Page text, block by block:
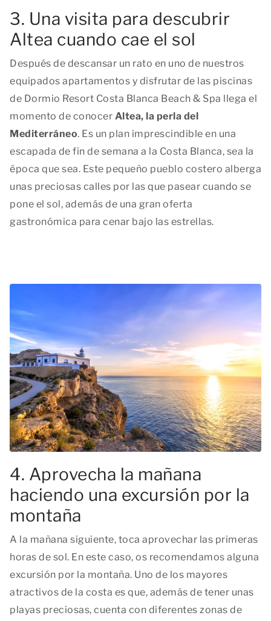
3. Una visita para descubrir
Altea cuando cae el sol
Después de descansar un rato en uno de nuestros
equipados apartamentos y disfrutar de las piscinas
de Dormio Resort Costa Blanca Beach & Spa llega el
momento de conocer Altea, la perla del
Mediterráneo. Es un plan imprescindible en una
escapada de fin de semana a la Costa Blanca, sea la
época que sea. Este pequeño pueblo costero alberga
unas preciosas calles por las que pasear cuando se
pone el sol, además de una gran oferta
gastronómica para cenar bajo las estrellas.
4. Aprovecha la mañana
haciendo una excursión por la
montaña
A la mañana siguiente, toca aprovechar las primeras
horas de sol. En este caso, os recomendamos alguna
excursión por la montaña. Uno de los mayores
atractivos de la costa es que, además de tener unas
playas preciosas, cuenta con diferentes zonas de